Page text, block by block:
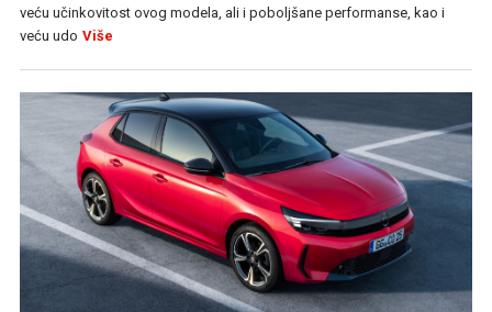
veću učinkovitost ovog modela, ali i poboljšane performanse, kao i
veću udo Više